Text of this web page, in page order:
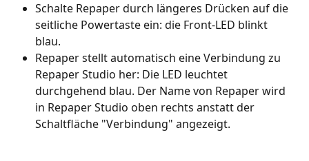
Schalte Repaper durch längeres Drücken auf die
seitliche Powertaste ein: die Front-LED blinkt
blau.
Repaper stellt automatisch eine Verbindung zu
Repaper Studio her: Die LED leuchtet
durchgehend blau. Der Name von Repaper wird
in Repaper Studio oben rechts anstatt der
Schaltfläche "Verbindung" angezeigt.